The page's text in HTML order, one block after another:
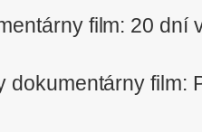
film: 20 dní
dokumentárny film: